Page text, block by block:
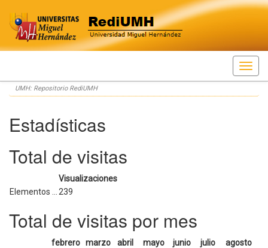
Skip
navigation
UMH: Repositorio RediUMH
Estadísticas
Total de visitas
Visualizaciones
Elementos ...
239
Total de visitas por mes
febrero marzo
abril
mayo
junio
julio
agosto